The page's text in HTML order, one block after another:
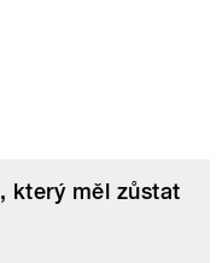
který měl zůstat